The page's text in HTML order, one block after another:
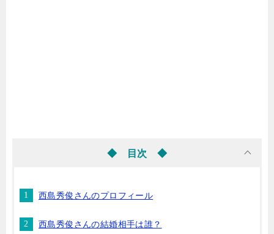
◆ 目次 ◆
西島秀俊さんのプロフィール
西島秀俊さんの結婚相手は誰？